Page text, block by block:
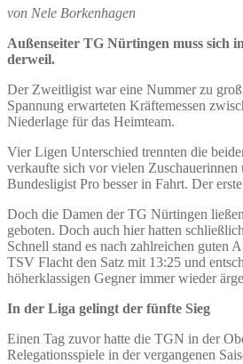
von Nele Borkenhagen
Außenseiter TG Nürtingen muss sich
derweil.
Der Zweitligist war eine Nummer zu
Spannung erwarteten Kräftemessen
Niederlage für das Heimteam.
Vier Ligen Unterschied trennten die
verkaufte sich vor vielen
Bundesligist Pro besser in Fahrt. Der
Doch die Damen der TG Nürtingen
geboten. Doch auch hier hatten
Schnell stand es nach zahlreichen
TSV Flacht den Satz mit 13:25 und
höherklassigen Gegner immer wieder
In der Liga gelingt der fünfte Sieg
Einen Tag zuvor hatte die TGN in der
Relegationsspiele in der vergangenen